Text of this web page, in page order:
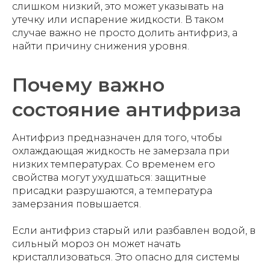
слишком низкий, это может указывать на
утечку или испарение жидкости. В таком
случае важно не просто долить антифриз, а
найти причину снижения уровня.
Почему важно
состояние антифриза
Антифриз предназначен для того, чтобы
охлаждающая жидкость не замерзала при
низких температурах. Со временем его
свойства могут ухудшаться: защитные
присадки разрушаются, а температура
замерзания повышается.
Если антифриз старый или разбавлен водой, в
сильный мороз он может начать
кристаллизоваться. Это опасно для системы